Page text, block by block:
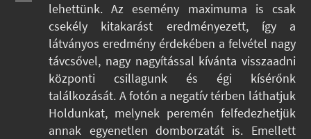
lehettünk. Az esemény maximuma is csak
csekély kitakarást eredményezett, így a
látványos eredmény érdekében a felvétel nagy
távcsővel, nagy nagyítással kívánta visszaadni
központi csillagunk és égi kísérőnk
találkozását. A fotón a negatív térben láthatjuk
Holdunkat, melynek peremén felfedezhetjük
annak egyenetlen domborzatát is. Emellett